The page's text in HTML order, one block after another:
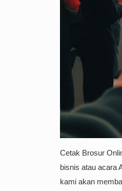
Cetak Brosur
bisnis atau acara
kami akan